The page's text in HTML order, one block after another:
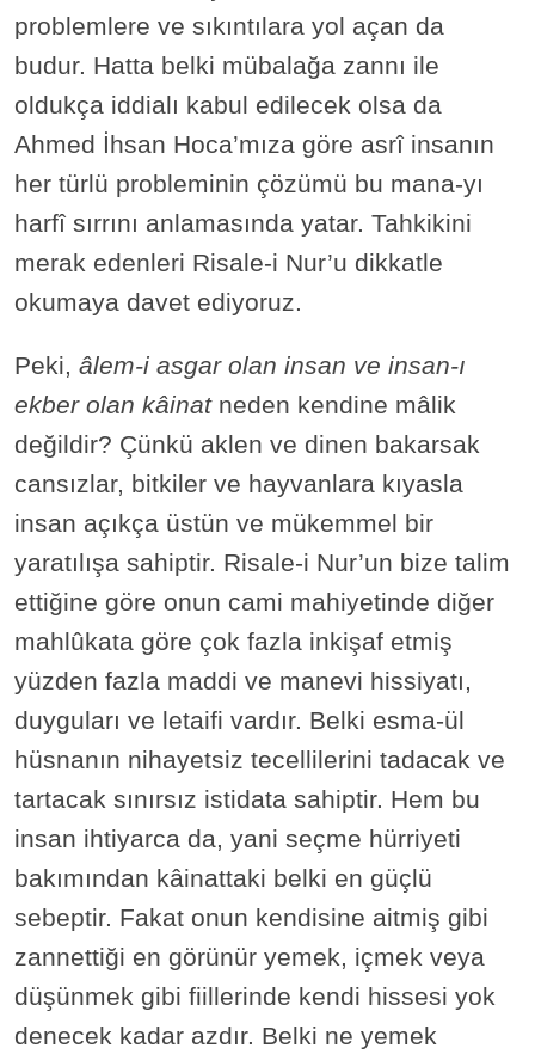
problemlere ve sıkıntılara yol açan da
budur. Hatta belki mübalağa zannı ile
oldukça iddialı kabul edilecek olsa da
Ahmed İhsan Hoca’mıza göre asrî insanın
her türlü probleminin çözümü bu mana-yı
harfî sırrını anlamasında yatar. Tahkikini
merak edenleri Risale-i Nur’u dikkatle
okumaya davet ediyoruz.
Peki, âlem-i asgar olan insan ve insan-ı
ekber olan kâinatneden kendine mâlik
değildir? Çünkü aklen ve dinen bakarsak
cansızlar, bitkiler ve hayvanlara kıyasla
insan açıkça üstün ve mükemmel bir
yaratılışa sahiptir. Risale-i Nur’un bize talim
ettiğine göre onun cami mahiyetinde diğer
mahlûkata göre çok fazla inkişaf etmiş
yüzden fazla maddi ve manevi hissiyatı,
duyguları ve letaifi vardır. Belki esma-ül
hüsnanın nihayetsiz tecellilerini tadacak ve
tartacak sınırsız istidata sahiptir. Hem bu
insan ihtiyarca da, yani seçme hürriyeti
bakımından kâinattaki belki en güçlü
sebeptir. Fakat onun kendisine aitmiş gibi
zannettiği en görünür yemek, içmek veya
düşünmek gibi fiillerinde kendi hissesi yok
denecek kadar azdır. Belki ne yemek